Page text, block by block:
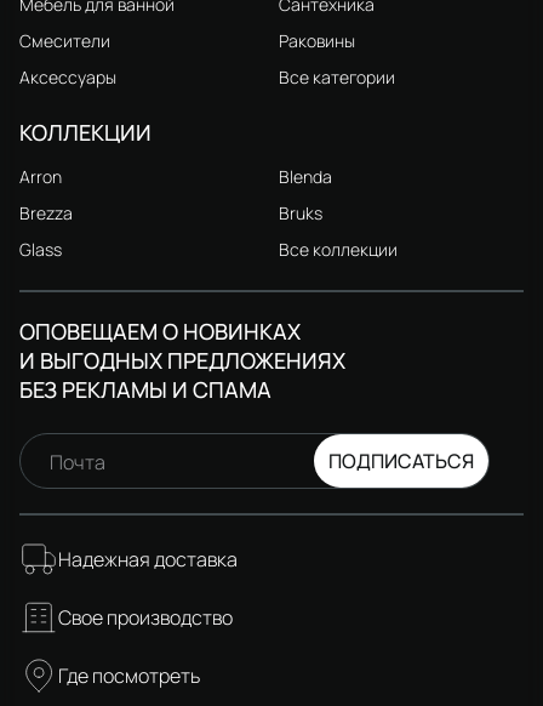
Смесители
Раковины
Аксессуары
Все категории
КОЛЛЕКЦИИ
Arron
Blenda
Brezza
Bruks
Glass
Все коллекции
ОПОВЕЩАЕМ О НОВИНКАХ
И ВЫГОДНЫХ ПРЕДЛОЖЕНИЯХ
БЕЗ РЕКЛАМЫ И СПАМА
Почта ПОДПИСАТЬСЯ
Надежная доставка
Свое производство
Где посмотреть